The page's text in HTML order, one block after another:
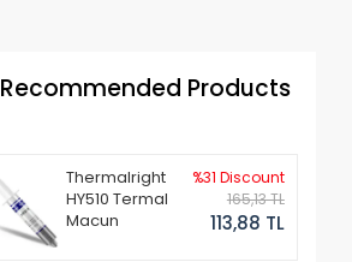
Recommended Products
Thermalright
HY510 Termal
Macun
%31 Discount
165,13 TL
113,88 TL